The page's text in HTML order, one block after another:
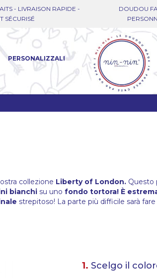
- LIVRAISON RAPIDE -
SÉCURISÉ
DOUDOU
PERSONALIZZALI
collezione Liberty of London. Questo
bianchi su uno fondo tortora! È
strepitoso! La parte più difficile sarà fare
1. Scelgo il